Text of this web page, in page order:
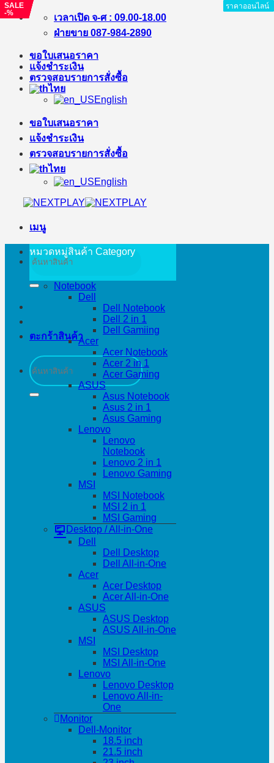
ข้าม
เนื้อหา
เวลาเปิด จ-ศ : 09.00-18.00
ฝ่ายขาย 087-984-2890
ขอใบเสนอราคา
แจ้งชำระเงิน
ตรวจสอบรายการสั่งซื้อ
ไทย
English
ขอใบเสนอราคา
แจ้งชำระเงิน
ตรวจสอบรายการสั่งซื้อ
ไทย
English
เมนู
ค้นหา:
ตะกร้าสินค้า
ค้นหา:
หมวดหมู่สินค้า Category
Notebook
Dell
Dell Notebook
Dell 2 in 1
Dell Gamiing
Acer
Acer Notebook
Acer 2 in 1
Acer Gaming
ASUS
Asus Notebook
Asus 2 in 1
Asus Gaming
Lenovo
Lenovo
Notebook
Lenovo 2 in 1
Lenovo Gaming
MSI
MSI Notebook
MSI 2 in 1
MSI Gaming
Desktop / All-in-One
Dell
Dell Desktop
Dell All-in-One
Acer
Acer Desktop
Acer All-in-One
ASUS
ASUS Desktop
ASUS All-in-One
MSI
MSI Desktop
MSI All-in-One
Lenovo
Lenovo Desktop
Lenovo All-in-
One
Monitor
Dell-Monitor
18.5 inch
21.5 inch
SALE
-%
ราคาออนไลน์
SALE
-%
ราคาออนไลน์
SALE
-%
ราคาออนไลน์
ราคาออนไลน์
SALE
-%
ราคาออนไลน์
ราคาออนไลน์
ราคาออนไลน์
ราคาออนไลน์